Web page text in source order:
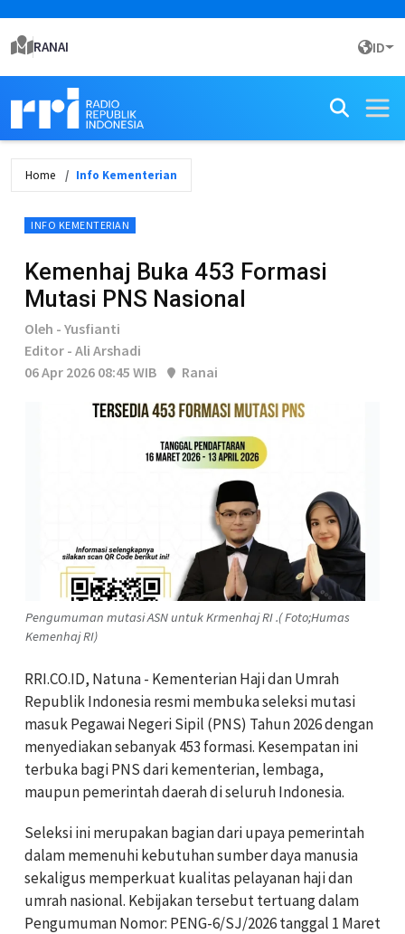
RANAI ID
Home Info Kementerian
INFO KEMENTERIAN
Kemenhaj Buka 453 Formasi
Mutasi PNS Nasional
Oleh - Yusfianti
Editor - Ali Arshadi
06 Apr 2026 08:45 WIB
Ranai
Pengumuman mutasi ASN untuk Krmenhaj RI .( Foto;Humas
Kemenhaj RI)
RRI.CO.ID, Natuna - Kementerian Haji dan Umrah
Republik Indonesia resmi membuka seleksi mutasi
masuk Pegawai Negeri Sipil (PNS) Tahun 2026 dengan
menyediakan sebanyak 453 formasi. Kesempatan ini
terbuka bagi PNS dari kementerian, lembaga,
maupun pemerintah daerah di seluruh Indonesia.
Seleksi ini merupakan bagian dari upaya pemerintah
dalam memenuhi kebutuhan sumber daya manusia
sekaligus memperkuat kualitas pelayanan haji dan
umrah nasional. Kebijakan tersebut tertuang dalam
Pengumuman Nomor: PENG-6/SJ/2026 tanggal 1 Maret